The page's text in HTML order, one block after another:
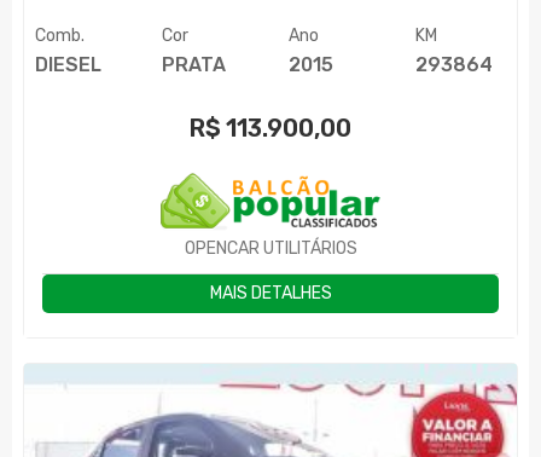
Comb.
DIESEL
Cor
PRATA
Ano
2015
KM
293864
R$ 113.900,00
OPENCAR UTILITÁRIOS
MAIS DETALHES